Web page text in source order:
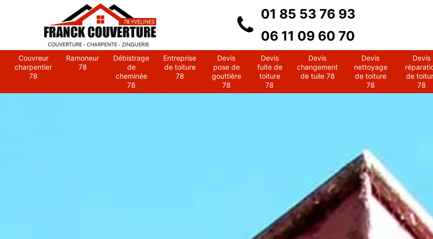
01 85 53 76 93
06 11 09 60 70
Couvreur
charpentier
78
Ramoneur
78
Débistrage
de
cheminée
78
Entreprise
de toiture
78
Devis
pose de
gouttière
78
Devis
fuite de
toiture
78
Devis
changement
de tuile 78
Devis
nettoyage
de toiture
78
Devis
de
78